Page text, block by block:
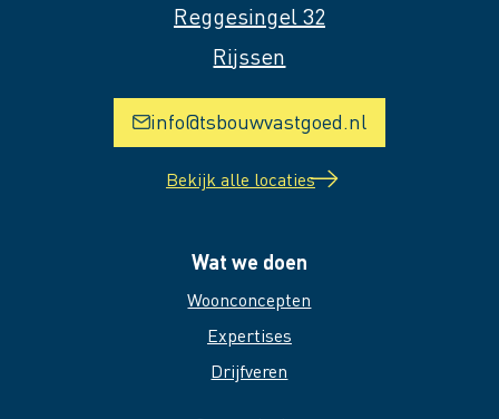
Reggesingel 32
Rijssen
info@tsbouwvastgoed.nl
Bekijk alle locaties
Wat we doen
Woonconcepten
Expertises
Drijfveren